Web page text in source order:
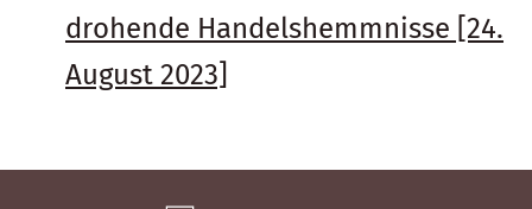
drohende Handelshemmnisse [24.
August 2023]